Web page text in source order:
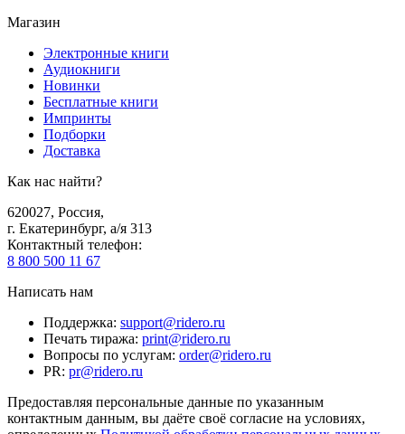
Магазин
Электронные книги
Аудиокниги
Новинки
Бесплатные книги
Импринты
Подборки
Доставка
Как нас найти?
620027, Россия,
г. Екатеринбург, а/я 313
Контактный телефон:
8 800 500 11 67
Написать нам
Поддержка: support@ridero.ru
Печать тиража: print@ridero.ru
Вопросы по услугам: order@ridero.ru
PR: pr@ridero.ru
Предоставляя персональные данные по указанным
контактным данным, вы даёте своё согласие на условиях,